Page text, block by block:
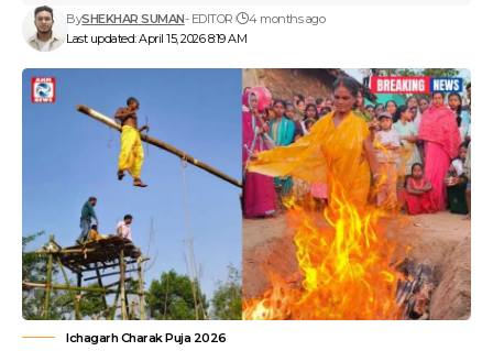
Last updated: April 15, 2026 8:19 AM
BySHEKHAR SUMAN- EDITOR 4 months ago
Ichagarh Charak Puja 2026